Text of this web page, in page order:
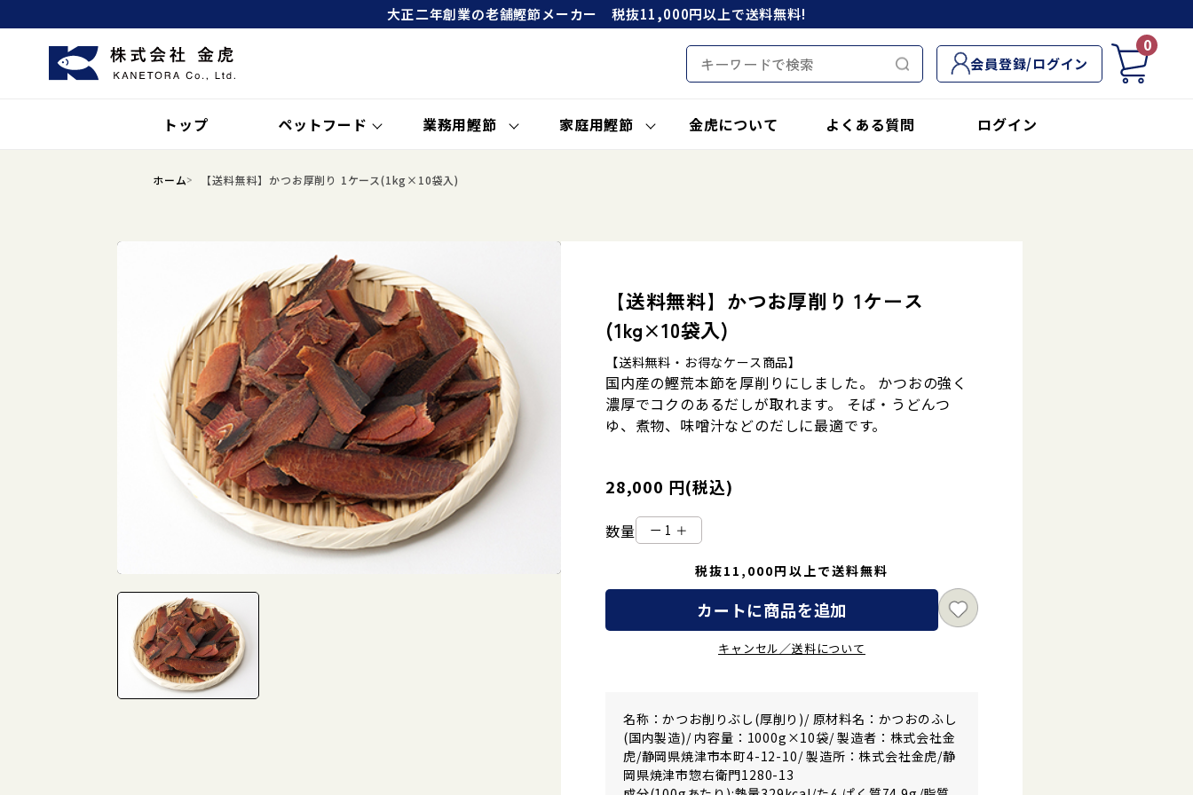
大正二年創業の老舗鰹節メーカー 税抜11,000円以上で送料無料!
会員登録/ログイン
0
トップ ペットフード 業務用鰹節 家庭用鰹節 金虎について よくある質問 ログイン
ホーム 【送料無料】かつお厚削り 1ケース(1kg×10袋入)
【送料無料】かつお厚削り 1ケース
(1kg×10袋入)
【送料無料・お得なケース商品】
国内産の鰹荒本節を厚削りにしました。 かつおの強く
濃厚でコクのあるだしが取れます。 そば・うどんつ
ゆ、煮物、味噌汁などのだしに最適です。
28,000 円(税込)
数量 ー ＋
税抜11,000円以上で送料無料
カートに商品を追加
キャンセル／送料について
名称：かつお削りぶし(厚削り)/ 原材料名：かつおのふし
(国内製造)/ 内容量：1000g×10袋/ 製造者：株式会社金
虎/静岡県焼津市本町4-12-10/ 製造所：株式会社金虎/静
岡県焼津市惣右衛門1280-13